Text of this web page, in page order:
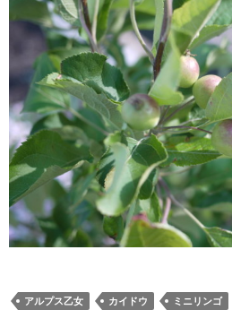
アルプス乙女 カイドウ ミニリンゴ